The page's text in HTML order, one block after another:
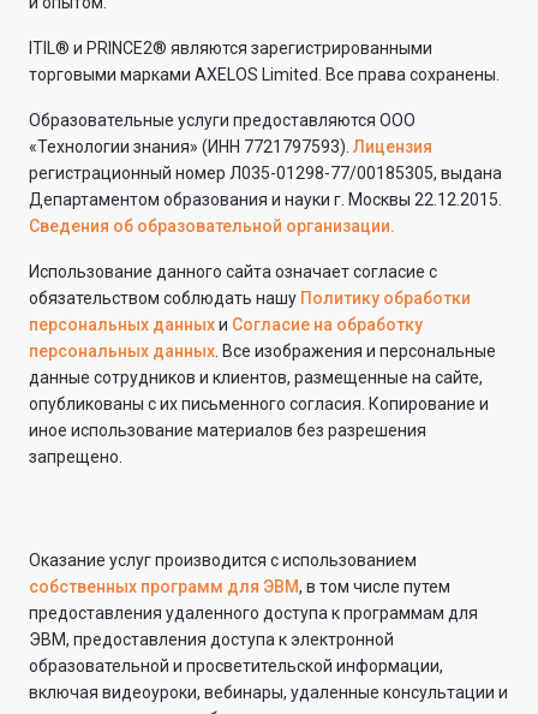
ITIL® и PRINCE2® являются зарегистрированными
торговыми марками AXELOS Limited. Все права сохранены.
Образовательные услуги предоставляются ООО
«Технологии знания» (ИНН 7721797593). Лицензия
регистрационный номер Л035-01298-77/00185305, выдана
Департаментом образования и науки г. Москвы 22.12.2015.
Сведения об образовательной организации.
Использование данного сайта означает согласие с
обязательством соблюдать нашу Политику обработки
персональных данныхи Согласие на обработку
персональных данных . Все изображения и персональные
данные сотрудников и клиентов, размещенные на сайте,
опубликованы с их письменного согласия. Копирование и
иное использование материалов без разрешения
запрещено.
Оказание услуг производится с использованием
собственных программ для ЭВМ, в том числе путем
предоставления удаленного доступа к программам для
ЭВМ, предоставления доступа к электронной
образовательной и просветительской информации,
включая видеоуроки, вебинары, удаленные консультации и